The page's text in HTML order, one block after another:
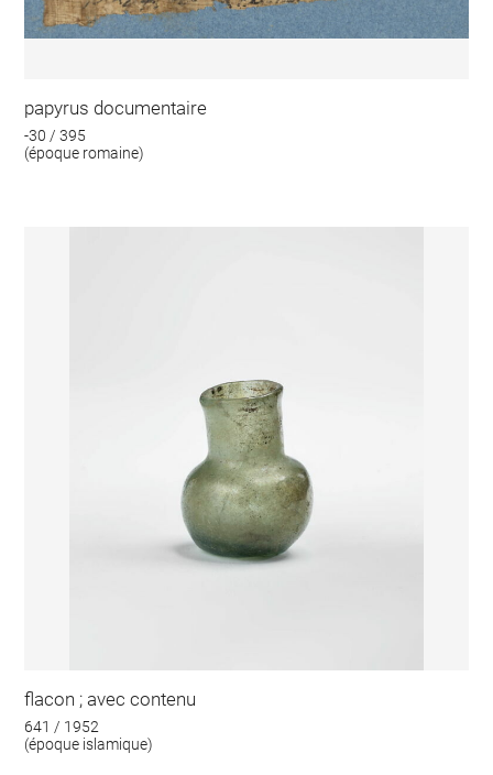
papyrus documentaire
-30 / 395
(époque romaine)
flacon ; avec contenu
641 / 1952
(époque islamique)